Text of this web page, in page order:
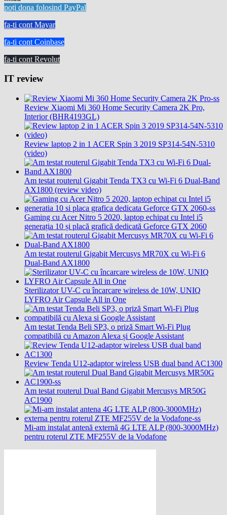
poți dona folosind PayPal
fa-ti cont Mayar
fa-ti cont Coinbase
fa-ti cont Revolut
IT review
Review Xiaomi Mi 360 Home Security Camera 2K Pro,
Interior (BHR4193GL)
Review laptop 2 in 1 ACER Spin 3 2019 SP314-54N-5310
(video)
Am testat routerul Gigabit Tenda TX3 cu Wi-Fi 6 Dual-Band
AX1800 (review video)
Gaming cu Acer Nitro 5 2020, laptop echipat cu Intel i5
generația 10 și placă grafică dedicată Geforce GTX 2060
Am testat routerul Gigabit Mercusys MR70X cu Wi-Fi 6
Dual-Band AX1800
Sterilizator UV-C cu încarcare wireless de 10W, UNIQ
LYFRO Air Capsule All in One
Am testat Tenda Beli SP3, o priză Smart Wi-Fi Plug
compatibilă cu Amazon Alexa și Google Assistant
Review Tenda U12-adaptor wireless USB dual band AC1300
Am testat routerul Dual Band Gigabit Mercusys MR50G
AC1900
Mi-am instalat antenă externă 4G LTE ALP (800-3000MHz)
pentru roterul ZTE MF255V de la Vodafone